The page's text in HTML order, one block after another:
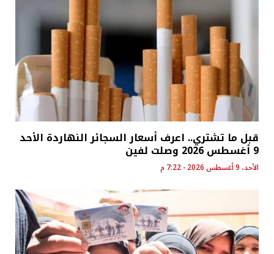
قبل ما تشتري.. اعرف أسعار السجائر النهاردة الأحد
9 أغسطس 2026 وصلت لفين
الأحد، 9 أغسطس 2026 - 7:22 م